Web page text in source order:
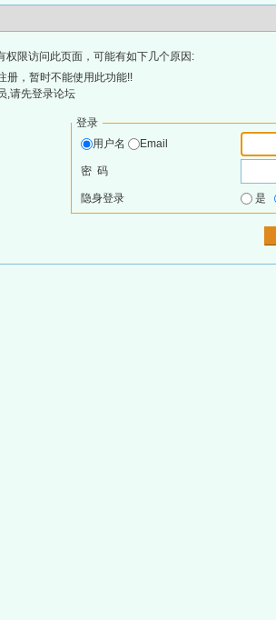
权限访问此页面，可能有如下几个原因:
册，暂时不能使用此功能!!
,请先登录论坛
登录
用户名
Email
密 码
隐身登录 是